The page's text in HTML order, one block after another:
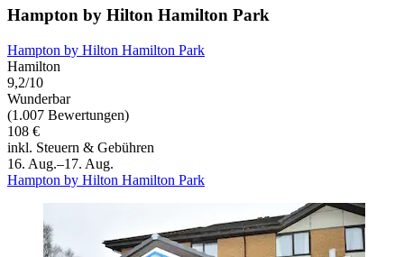
Hampton by Hilton Hamilton Park
Hampton by Hilton Hamilton Park
Hamilton
9,2/10
Wunderbar
(1.007 Bewertungen)
108 €
inkl. Steuern & Gebühren
16. Aug.–17. Aug.
Hampton by Hilton Hamilton Park